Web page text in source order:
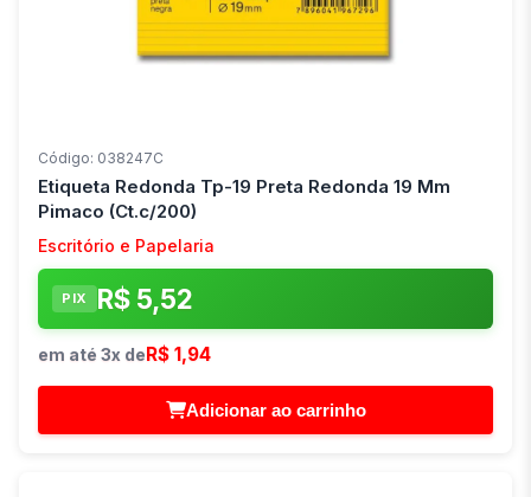
Código: 038247C
Etiqueta Redonda Tp-19 Preta Redonda 19 Mm
Pimaco (Ct.c/200)
Escritório e Papelaria
PIX R$ 5,52
em até 3x deR$ 1,94
Adicionar ao carrinho